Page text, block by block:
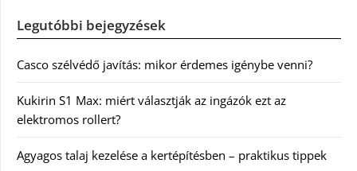
Legutóbbi bejegyzések
Casco szélvédő javítás: mikor érdemes igénybe venni?
Kukirin S1 Max: miért választják az ingázók ezt az
elektromos rollert?
Agyagos talaj kezelése a kertépítésben – praktikus tippek